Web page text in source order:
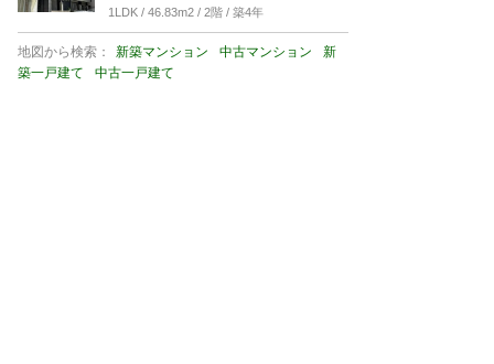
1LDK / 46.83m2 / 2階 / 築4年
地図から検索： 新築マンション 中古マンション
新
築一戸建て
中古一戸建て